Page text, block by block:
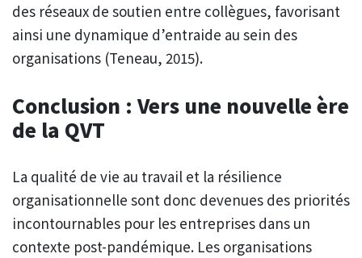
des réseaux de soutien entre collègues, favorisant
ainsi une dynamique d’entraide au sein des
organisations (Teneau, 2015).
Conclusion : Vers une nouvelle ère
de la QVT
La qualité de vie au travail et la résilience
organisationnelle sont donc devenues des priorités
incontournables pour les entreprises dans un
contexte post-pandémique. Les organisations